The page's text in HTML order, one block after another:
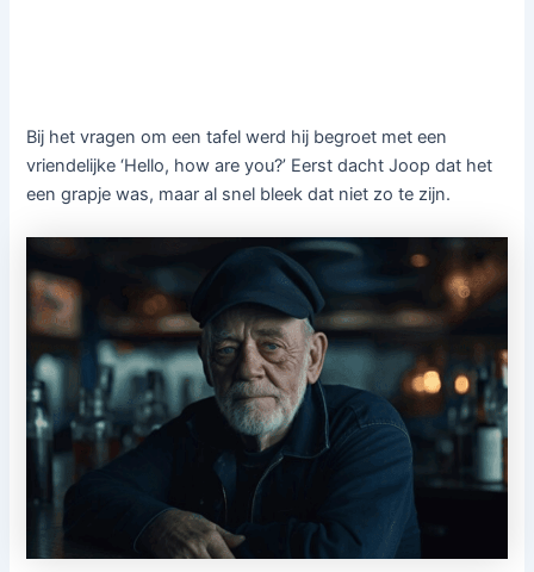
Bij het vragen om een tafel werd hij begroet met een
vriendelijke ‘Hello, how are you?’ Eerst dacht Joop dat het
een grapje was, maar al snel bleek dat niet zo te zijn.